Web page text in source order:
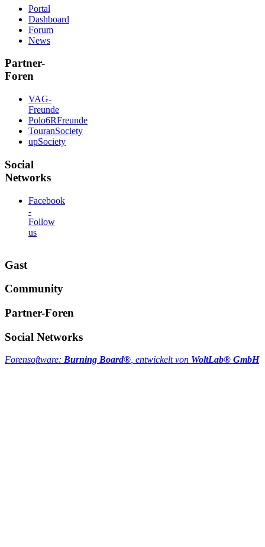
Portal
Dashboard
Forum
News
Partner-
Foren
VAG-
Freunde
Polo6RFreunde
TouranSociety
upSociety
Social
Networks
Facebook
-
Follow
us
Gast
Community
Partner-Foren
Social Networks
Forensoftware: Burning Board®, entwickelt von WoltLab® GmbH